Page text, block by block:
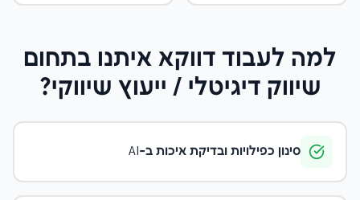
למה לעבוד דווקא איתנו בתחום
שיווק דיגיטלי / ייעוץ שיווקי?
סינון כפילויות ובדיקת איכות ב-AI